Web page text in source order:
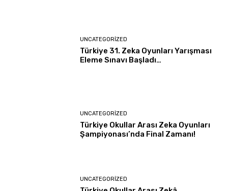
UNCATEGORIZED
Türkiye 31. Zeka Oyunları Yarışması
Eleme Sınavı Başladı…
UNCATEGORIZED
Türkiye Okullar Arası Zeka Oyunları
Şampiyonası’nda Final Zamanı!
UNCATEGORIZED